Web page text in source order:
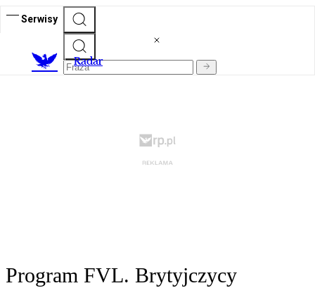
Serwisy
Radar
Program FVL. Brytyjczycy